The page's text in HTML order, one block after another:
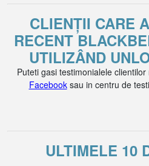
CLIENȚII CARE
RECENT
UTILIZÂND
Puteti gasi testimonialele
Facebooksau in centru de
ULTIMELE 10